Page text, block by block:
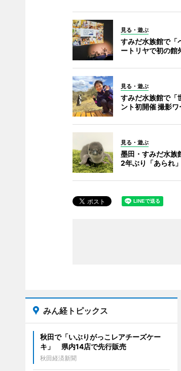
見る・遊ぶ
すみだ水族館で「
ートリヤで初の館
見る・遊ぶ
すみだ水族館で「
ント初開催 撮影
見る・遊ぶ
墨田・すみだ水族
2年ぶり「あられ
みん経トピックス
秋田で「いぶりがっこレアチーズケー
キ」 県内14店で先行販売
秋田経済新聞